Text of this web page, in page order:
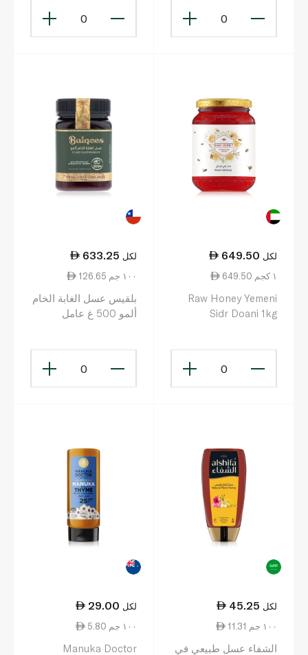
0
0
649.50 لكل
649.50 ١ كجم
Raw Honey Yemeni
Sidr Doani 1kg
0
633.25 لكل
126.65 ١٠٠ جم
بلقيس عسل الغابة الخام
ألمو 500 غ عامل
0
45.25 لكل
11.31 ١٠٠ جم
الشفاء عسل طبيعي في
29.00 لكل
5.80 ١٠٠ جم
Manuka Doctor